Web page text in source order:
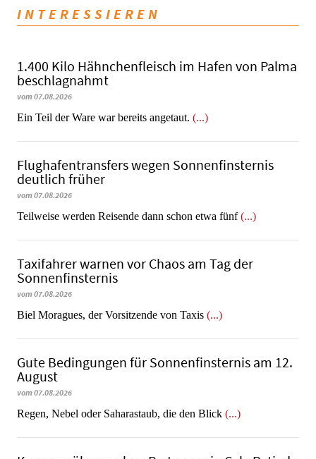
INTERESSIEREN
1.400 Kilo Hähnchenfleisch im Hafen von Palma
beschlagnahmt
vom 07.08.2026
​​​​​​​Ein Teil der Ware war bereits angetaut. (...)
Flughafentransfers wegen Sonnenfinsternis
deutlich früher
vom 07.08.2026
Teilweise werden Reisende dann schon etwa fünf(...)
Taxifahrer warnen vor Chaos am Tag der
Sonnenfinsternis
vom 07.08.2026
​​​​​​​Biel Moragues, der Vorsitzende von Taxis (...)
Gute Bedingungen für Sonnenfinsternis am 12.
August
vom 07.08.2026
Regen, Nebel oder Saharastaub, die den Blick (...)